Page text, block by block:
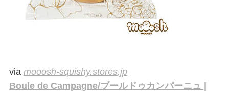
via mooosh-squishy.stores.jp
Boule de Campagne/ブールドゥカンパーニュ |